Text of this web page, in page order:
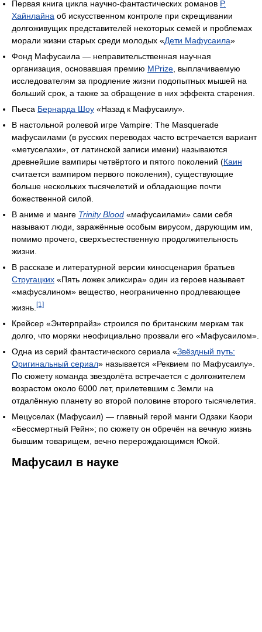
Первая книга цикла научно-фантастических романов Р.
Хайнлайна об искусственном контроле при скрещивании
долгоживущих представителей некоторых семей и проблемах
морали жизни старых среди молодых «Дети Мафусаила»
Фонд Мафусаила — неправительственная научная
организация, основавшая премию MPrize , выплачиваемую
исследователям за продление жизни подопытных мышей на
больший срок, а также за обращение в них эффекта старения.
Пьеса Бернарда Шоу «Назад к Мафусаилу».
В настольной ролевой игре Vampire: The Masquerade
мафусаилами (в русских переводах часто встречается вариант
«метуселахи», от латинской записи имени) называются
древнейшие вампиры четвёртого и пятого поколений (Каин
считается вампиром первого поколения), существующие
больше нескольких тысячелетий и обладающие почти
божественной силой.
В аниме и манге Trinity Blood «мафусаилами» сами себя
называют люди, заражённые особым вирусом, дарующим им,
помимо прочего, сверхъестественную продолжительность
жизни.
В рассказе и литературной версии киносценария братьев
Стругацких «Пять ложек эликсира» один из героев называет
«мафусалином» вещество, неограниченно продлевающее
жизнь. [1]
Крейсер «Энтерпрайз» строился по британским меркам так
долго, что моряки неофициально прозвали его «Мафусаилом».
Одна из серий фантастического сериала «Звёздный путь:
Оригинальный сериал» называется «Реквием по Мафусаилу».
По сюжету команда звездолёта встречается с долгожителем
возрастом около 6000 лет, прилетевшим с Земли на
отдалённую планету во второй половине второго тысячелетия.
Мецуселах (Мафусаил) — главный герой манги Одзаки Каори
«Бессмертный Рейн»; по сюжету он обречён на вечную жизнь
бывшим товарищем, вечно перерождающимся Юкой.
Мафусаил в науке